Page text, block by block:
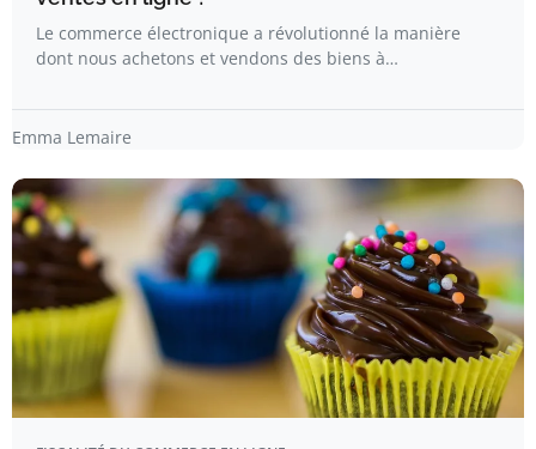
Le commerce électronique a révolutionné la manière
dont nous achetons et vendons des biens à…
Emma Lemaire